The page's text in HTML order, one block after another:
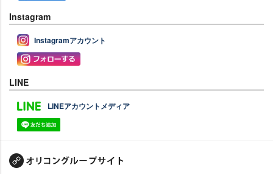
Instagram
Instagramアカウント
LINE
LINEアカウントメディア